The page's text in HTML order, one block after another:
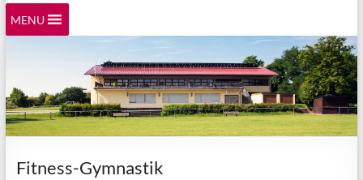
MENU
Fitness-Gymnastik